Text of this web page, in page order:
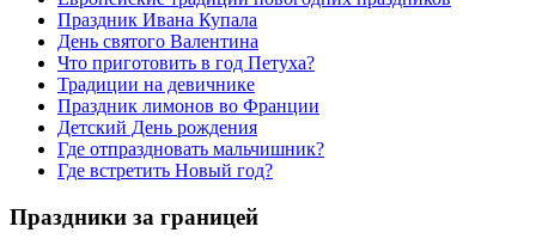
Праздник Ивана Купала
День святого Валентина
Что приготовить в год Петуха?
Традиции на девичнике
Праздник лимонов во Франции
Детский День рождения
Где отпраздновать мальчишник?
Где встретить Новый год?
Праздники за границей